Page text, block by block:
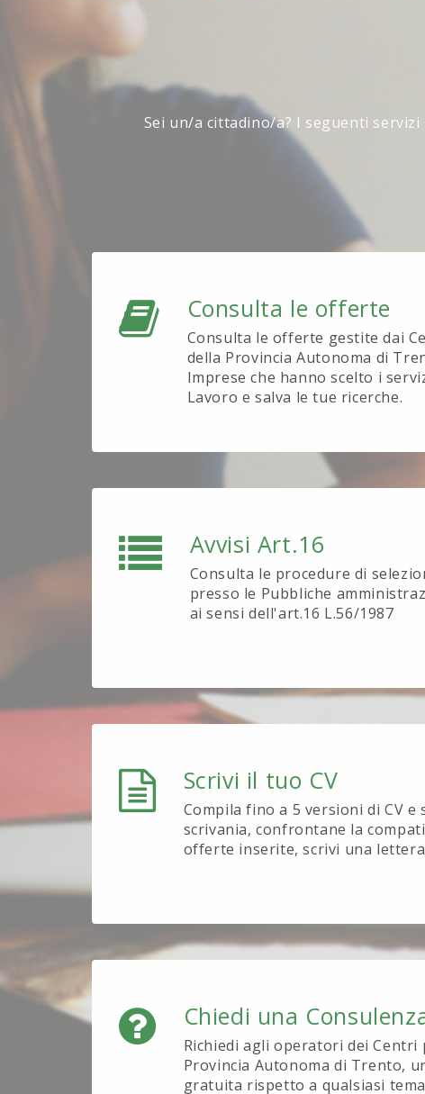
Sei un/a cittadino/a? I seguenti
Consulta le offerte
Consulta le offerte gestite dai
della Provincia Autonoma di
Imprese che hanno scelto i
Lavoro e salva le tue ricerche.
Avvisi Art.16
Consulta le procedure di
presso le Pubbliche
ai sensi dell'art.16 L.56/1987
Scrivi il tuo CV
Compila fino a 5 versioni di CV e
scrivania, confrontane la
offerte inserite, scrivi una
Chiedi una
Richiedi agli operatori dei Centri
Provincia Autonoma di Trento,
gratuita rispetto a qualsiasi